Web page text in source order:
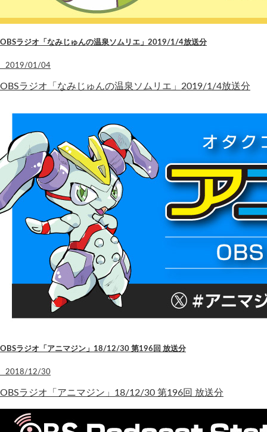
OBSラジオ「なみじゅんの温泉ソムリエ」2019/1/4放送分
2019/01/04
OBSラジオ「なみじゅんの温泉ソムリエ」2019/1/4放送分
OBSラジオ「アニマジン」18/12/30 第196回 放送分
2018/12/30
OBSラジオ「アニマジン」18/12/30 第196回 放送分